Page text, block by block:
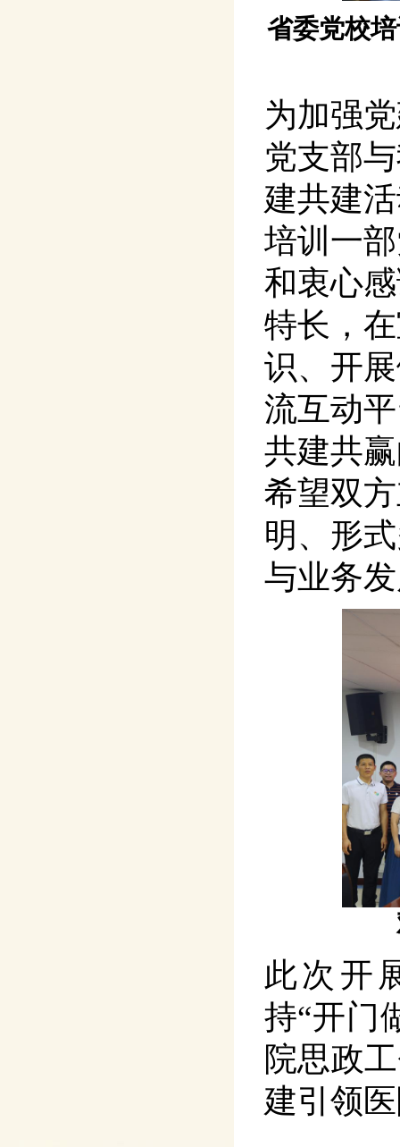
省委党校
为加强
党支部
建共建
培训一
和衷心
特长，
识、开
流互动
共建共
希望双
明、形
与业务
此次开
持“开门
院思政
建引领